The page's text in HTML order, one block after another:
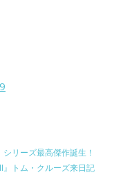
シリーズ最高傑作誕生！
』トム・クルーズ来日記